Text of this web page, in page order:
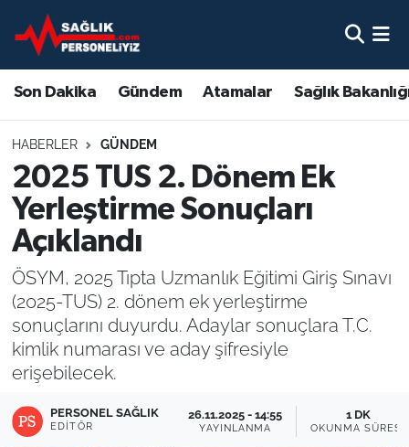
Son Dakika Gündem Atamalar Sağlık
HABERLER GÜNDEM
2025 TUS 2. Dönem Ek
Yerleştirme Sonuçları
Açıklandı
ÖSYM, 2025 Tıpta Uzmanlık Eğitimi Giriş Sınavı
(2025-TUS) 2. dönem ek yerleştirme
sonuçlarını duyurdu. Adaylar sonuçlara T.C.
kimlik numarası ve aday şifresiyle
erişebilecek.
PERSONEL SAĞLIK
EDITÖR
26.11.2025 - 14:55
YAYINLANMA
1 DK
OKUNMA SÜRESI
Son Dakika
Gündem
Atamalar
Sağlık Bakanlığı
Mevzuat
Sendika
Sağlık Personeli Alımı
Nöbetçi Eczaneler
Hava Durumu
Namaz Vakitleri
Trafik Durumu
Süper Lig Puan Durumu ve Fikstür
Tüm Manşetler
Son Dakika Haberleri